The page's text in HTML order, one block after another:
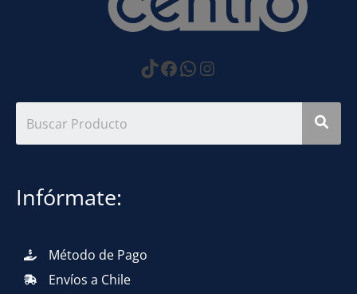
https://
Facebook
WhatsApp
Instagram
Infórmate:
Método de Pago
Envíos a Chile